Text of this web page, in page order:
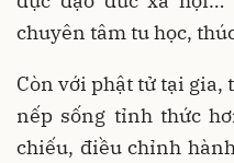
chuyên tâm tu học,
Còn với phật tử tại gia,
nếp sống tỉnh thức
chiếu, điều chỉnh